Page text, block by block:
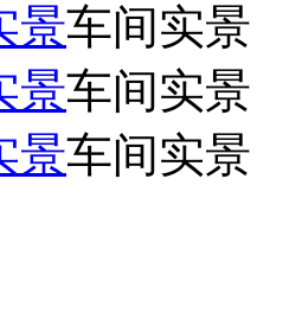
车间实景
车间实景
车间实景